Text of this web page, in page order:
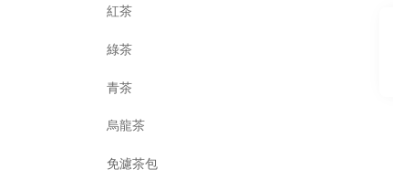
紅茶
綠茶
青茶
烏龍茶
免濾茶包